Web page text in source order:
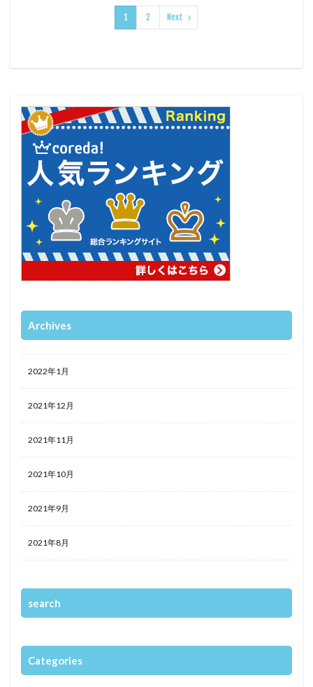
1 2 Next
Archives
2022年1月
2021年12月
2021年11月
2021年10月
2021年9月
2021年8月
search
Categories